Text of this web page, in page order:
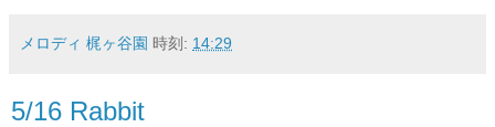
メロディ 梶ヶ谷園 時刻: 14:29
5/16 Rabbit